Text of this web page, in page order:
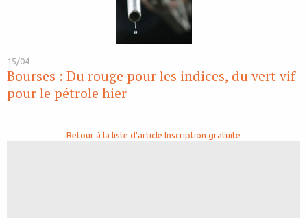
15/04
Bourses : Du rouge pour les indices, du vert vif
pour le pétrole hier
Retour à la liste d'article Inscription gratuite